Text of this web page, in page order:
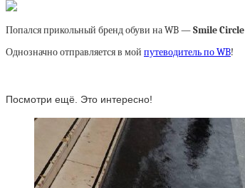
Попался прикольный бренд обуви на WB —Smile Circle
Однозначно отправляется в мой путеводитель по WB!
Посмотри ещё. Это интересно!